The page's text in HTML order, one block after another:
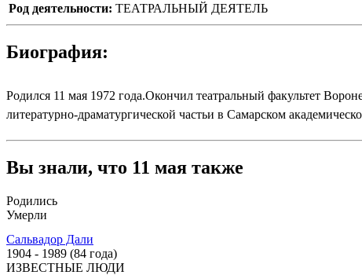
Род деятельности: ТЕАТРАЛЬНЫЙ ДЕЯТЕЛЬ
Биография:
Родился 11 мая 1972 года.Окончил театральный факультет
литературно-драматургической частьи в Самарском
Вы знали, что 11 мая также
Родились
Умерли
Сальвадор Дали
1904 - 1989 (84 года)
ИЗВЕСТНЫЕ ЛЮДИ